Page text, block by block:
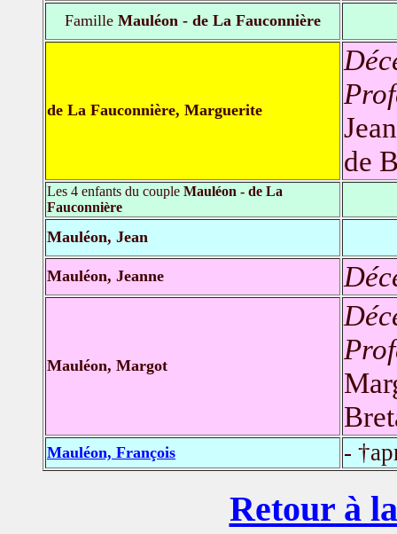
Famille Mauléon - de La Fauconnière
de La Fauconnière, Marguerite
de
Les 4 enfants du couple Mauléon - de La
Fauconnière
Mauléon, Jean
Mauléon, Jeanne
Mauléon, Margot
Mauléon, François -
Retour à